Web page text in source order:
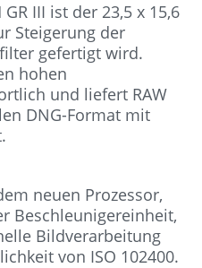
III ist der 23,5 x 15,6
Steigerung der
gefertigt wird.
hohen
und liefert RAW
DNG-Format mit
neuen Prozessor,
Beschleunigereinheit,
Bildverarbeitung
von ISO 102400.